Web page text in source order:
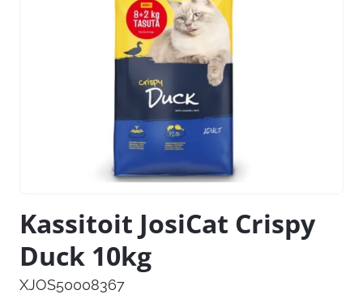
Kassitoit JosiCat Crispy
Duck 10kg
XJOS50008367